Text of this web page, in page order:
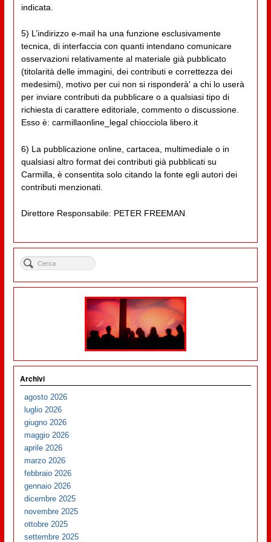
indicata.
5) L’indirizzo e-mail ha una funzione esclusivamente
tecnica, di interfaccia con quanti intendano comunicare
osservazioni relativamente al materiale già pubblicato
(titolarità delle immagini, dei contributi e correttezza dei
medesimi), motivo per cui non si risponderà' a chi lo userà
per inviare contributi da pubblicare o a qualsiasi tipo di
richiesta di carattere editoriale, commento o discussione.
Esso è: carmillaonline_legal chiocciola libero.it
6) La pubblicazione online, cartacea, multimediale o in
qualsiasi altro format dei contributi già pubblicati su
Carmilla, è consentita solo citando la fonte egli autori dei
contributi menzionati.
Direttore Responsabile: PETER FREEMAN
Archivi
agosto 2026
luglio 2026
giugno 2026
maggio 2026
aprile 2026
marzo 2026
febbraio 2026
gennaio 2026
dicembre 2025
novembre 2025
ottobre 2025
settembre 2025